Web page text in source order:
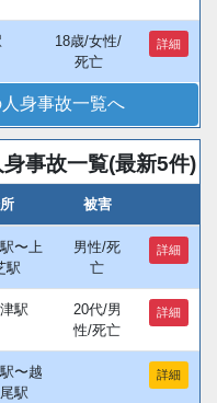
18歳/女性/
死亡
詳細
身事故一覧へ
事故一覧(最新5件)
被害
〜上
駅
男性/死
亡
詳細
駅
20代/男
性/死亡
詳細
〜越
駅
詳細